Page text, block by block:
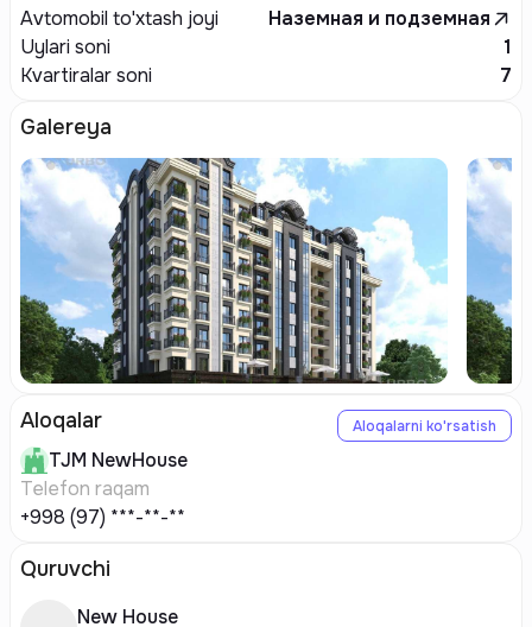
Avtomobil to'xtash joyi
Наземная и подземная
Uylari soni
1
Kvartiralar soni
7
Galereya
Aloqalar Aloqalarni ko'rsatish
TJM NewHouse
Telefon raqam
+998 (97) ***-**-**
Quruvchi
New House